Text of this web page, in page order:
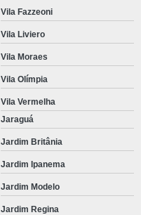
Vila Fazzeoni
Vila Liviero
Vila Moraes
Vila Olímpia
Vila Vermelha
Jaraguá
Jardim Britânia
Jardim Ipanema
Jardim Modelo
Jardim Regina